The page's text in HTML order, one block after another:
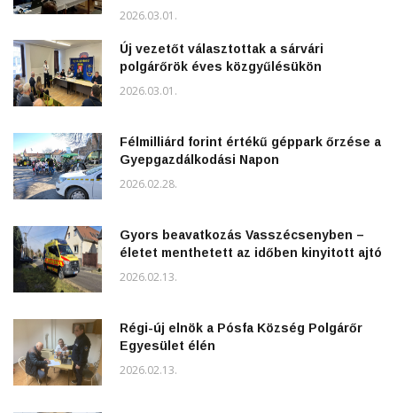
2026.03.01.
Új vezetőt választottak a sárvári
polgárőrök éves közgyűlésükön
2026.03.01.
Félmilliárd forint értékű géppark őrzése a
Gyepgazdálkodási Napon
2026.02.28.
Gyors beavatkozás Vasszécsenyben –
életet menthetett az időben kinyitott ajtó
2026.02.13.
Régi-új elnök a Pósfa Község Polgárőr
Egyesület élén
2026.02.13.